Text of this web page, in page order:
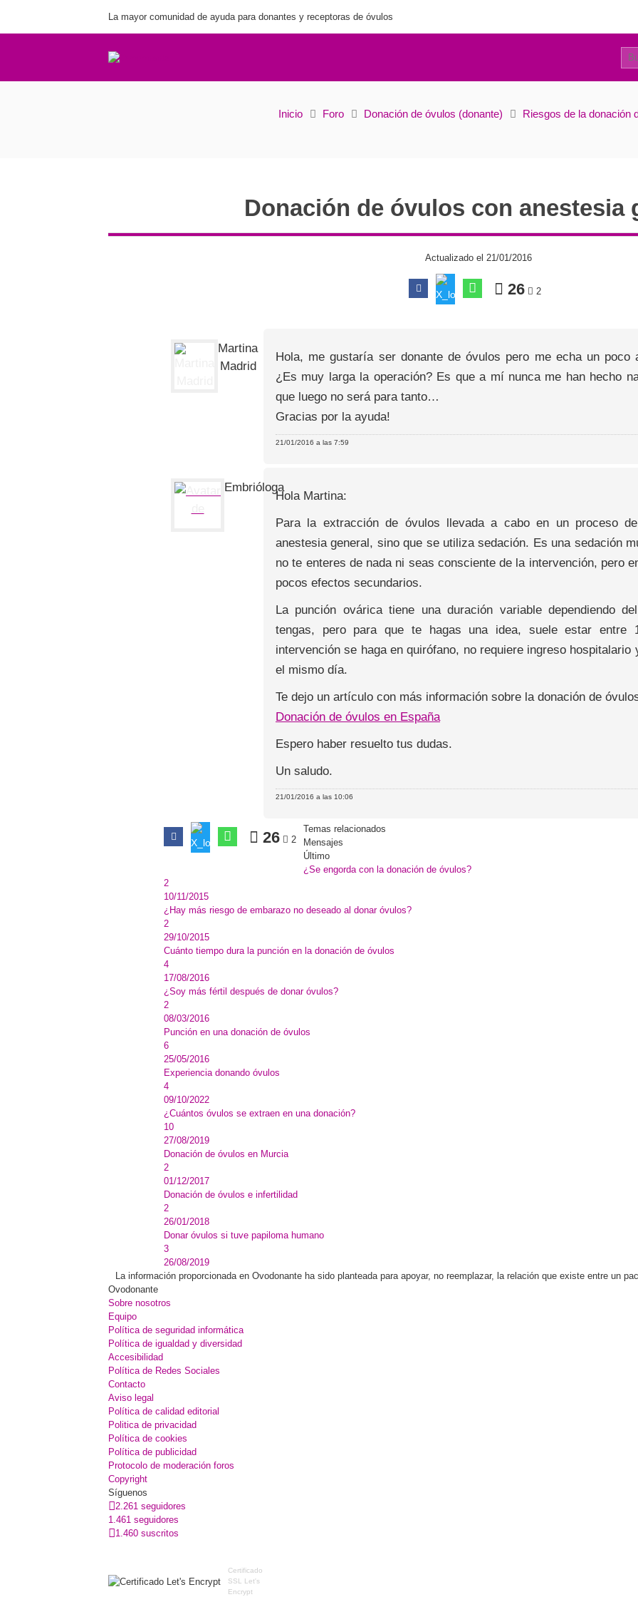
La mayor comunidad de ayuda para donantes y receptoras de óvulos
Donación de óvulos con anestesia general
24
Inicio Foro Donación de óvulos (donante) Riesgos de la donación
Donación de óvulos con anestesia
Actualizado el 21/01/2016
26 2
Martina
Madrid
Hola, me gustaría ser donante de óvulos pero me echa un poco
¿Es muy larga la operación? Es que a mí nunca me han hecho
que luego no será para tanto…
Gracias por la ayuda!
21/01/2016 a las 7:59
Embrióloga
Hola Martina:
Para la extracción de óvulos llevada a cabo en un proceso
anestesia general, sino que se utiliza sedación. Es una sedación
no te enteres de nada ni seas consciente de la intervención, pero
pocos efectos secundarios.
La punción ovárica tiene una duración variable dependiendo
tengas, pero para que te hagas una idea, suele estar entre
intervención se haga en quirófano, no requiere ingreso
el mismo día.
Te dejo un artículo con más información sobre la donación de
Donación de óvulos en España
Espero haber resuelto tus dudas.
Un saludo.
21/01/2016 a las 10:06
26 2
Temas relacionados
Mensajes
Último
¿Se engorda con la donación de óvulos?
2
10/11/2015
¿Hay más riesgo de embarazo no deseado al donar óvulos?
2
29/10/2015
Cuánto tiempo dura la punción en la donación de óvulos
4
17/08/2016
¿Soy más fértil después de donar óvulos?
2
08/03/2016
Punción en una donación de óvulos
6
25/05/2016
Experiencia donando óvulos
4
09/10/2022
¿Cuántos óvulos se extraen en una donación?
10
27/08/2019
Donación de óvulos en Murcia
2
01/12/2017
Donación de óvulos e infertilidad
2
26/01/2018
Donar óvulos si tuve papiloma humano
3
26/08/2019
La información proporcionada en Ovodonante ha sido planteada para apoyar, no reemplazar, la relación que existe entre un
Ovodonante
Sobre nosotros
Equipo
Política de seguridad informática
Política de igualdad y diversidad
Accesibilidad
Política de Redes Sociales
Contacto
Aviso legal
Política de calidad editorial
Politica de privacidad
Política de cookies
Política de publicidad
Protocolo de moderación foros
Copyright
Síguenos
2.261 seguidores
1.461 seguidores
1.460 suscritos
Certificado
SSL Let's
Encrypt